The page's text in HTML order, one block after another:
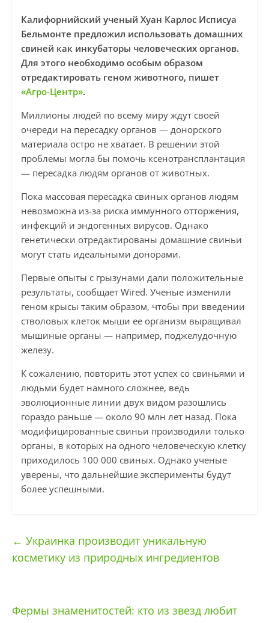
Калифорнийский ученый Хуан Карлос Исписуа
Бельмонте предложил использовать домашних
свиней как инкубаторы человеческих органов.
Для этого необходимо особым образом
отредактировать геном животного, пишет
«Агро-Центр».
Миллионы людей по всему миру ждут своей
очереди на пересадку органов — донорского
материала остро не хватает. В решении этой
проблемы могла бы помочь ксенотрансплантация
— пересадка людям органов от животных.
Пока массовая пересадка свиных органов людям
невозможна из-за риска иммунного отторжения,
инфекций и эндогенных вирусов. Однако
генетически отредактированы домашние свиньи
могут стать идеальными донорами.
Первые опыты с грызунами дали положительные
результаты, сообщает Wired. Ученые изменили
геном крысы таким образом, чтобы при введении
стволовых клеток мыши ее организм выращивал
мышиные органы — например, поджелудочную
железу.
К сожалению, повторить этот успех со свиньями и
людьми будет намного сложнее, ведь
эволюционные линии двух видом разошлись
гораздо раньше — около 90 млн лет назад. Пока
модифицированные свиньи производили только
органы, в которых на одного человеческую клетку
приходилось 100 000 свиных. Однако ученые
уверены, что дальнейшие эксперименты будут
более успешными.
← Украинка производит уникальную
косметику из природных ингредиентов
Фермы знаменитостей: кто из звезд любит